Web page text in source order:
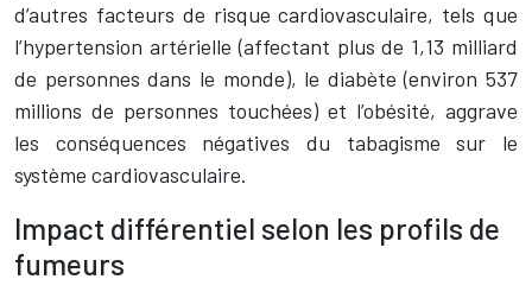
d’autres facteurs de risque cardiovasculaire, tels que
l’hypertension artérielle (affectant plus de 1,13 milliard
de personnes dans le monde), le diabète (environ 537
millions de personnes touchées) et l’obésité, aggrave
les conséquences négatives du tabagisme sur le
système cardiovasculaire.
Impact différentiel selon les profils de
fumeurs